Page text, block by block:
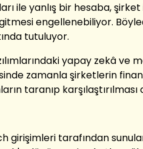
ile yanlış bir hesaba,
engellenebiliyor.
tutuluyor.
yapay zekâ ve
zamanla şirketlerin
taranıp
girişimleri tarafından